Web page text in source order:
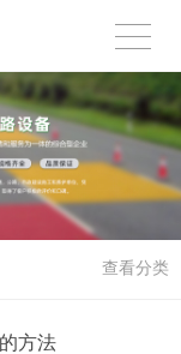
查看分类
方法